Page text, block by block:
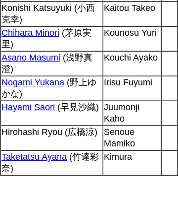
Konishi Katsuyuki (小西
克幸)
Kaitou Takeo
Chihara Minori (茅原実
里)
Kounosu Yuri
Asano Masumi (浅野真
澄)
Kouchi Ayako
Nogami Yukana (野上ゆ
かな)
Irisu Fuyumi
Hayami Saori (早見沙織) Juumonji
Kaho
Hirohashi Ryou (広橋涼)
Senoue
Mamiko
Taketatsu Ayana (竹達彩
奈)
Kimura